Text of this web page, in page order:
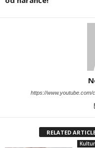
https://www.youtube.com/
RELATED